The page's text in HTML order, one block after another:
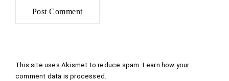
This site uses Akismet to reduce spam. Learn how your
comment data is processed .